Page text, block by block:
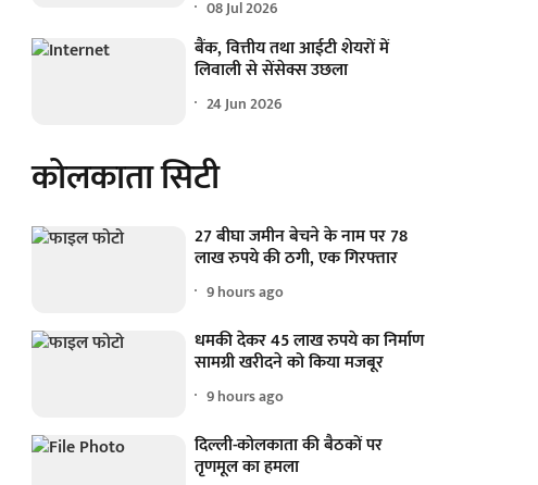
08 Jul 2026
बैंक, वित्तीय तथा आईटी शेयरों में
लिवाली से सेंसेक्स उछला
24 Jun 2026
कोलकाता सिटी
27 बीघा जमीन बेचने के नाम पर 78
लाख रुपये की ठगी, एक गिरफ्तार
9 hours ago
धमकी देकर 45 लाख रुपये का निर्माण
सामग्री खरीदने को किया मजबूर
9 hours ago
दिल्ली-कोलकाता की बैठकों पर
तृणमूल का हमला